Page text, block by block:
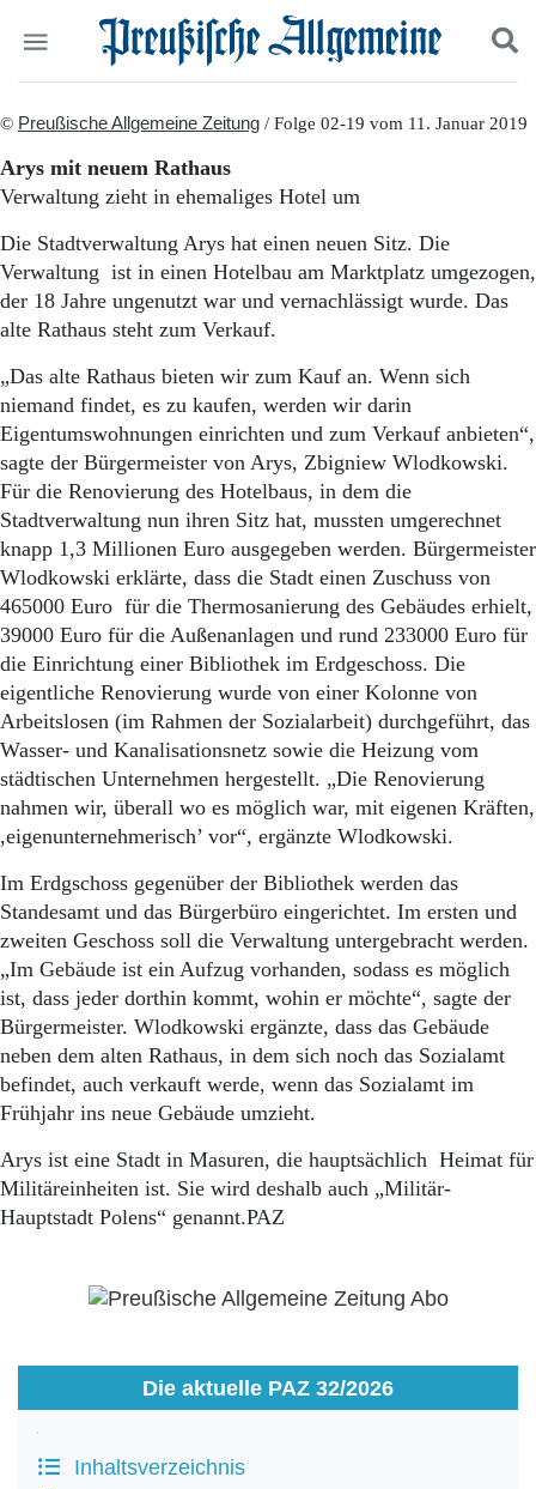
Start
Wer wir sind
Aktuelle Ausgabe
Abonnenten-Login
Abonnent werden
Abo Prämien
Archiv
Mediadaten
Politik
Wirtschaft
Panorama
Gesellschaft
Leben
Geschichte
Ostpreußen
Pommern
Schlesien
Danzig und Westpreußen
Bücher
Kontakt
Impressum
Datenschutz
Suchen und finden
© Preußische Allgemeine Zeitung / Folge 02-19 vom 11. Januar 2019
Arys mit neuem Rathaus
Verwaltung zieht in ehemaliges Hotel um
Die Stadtverwaltung Arys hat einen neuen Sitz. Die
Verwaltung ist in einen Hotelbau am Marktplatz umgezogen,
der 18 Jahre ungenutzt war und vernachlässigt wurde. Das
alte Rathaus steht zum Verkauf.
„Das alte Rathaus bieten wir zum Kauf an. Wenn sich
niemand findet, es zu kaufen, werden wir darin
Eigentumswohnungen einrichten und zum Verkauf anbieten“,
sagte der Bürgermeister von Arys, Zbigniew Wlodkowski.
Für die Renovierung des Hotelbaus, in dem die
Stadtverwaltung nun ihren Sitz hat, mussten umgerechnet
knapp 1,3 Millionen Euro ausgegeben werden. Bürgermeister
Wlodkowski erklärte, dass die Stadt einen Zuschuss von
465000 Euro für die Thermosanierung des Gebäudes erhielt,
39000 Euro für die Außenanlagen und rund 233000 Euro für
die Einrichtung einer Bibliothek im Erdgeschoss. Die
eigentliche Renovierung wurde von einer Kolonne von
Arbeitslosen (im Rahmen der Sozialarbeit) durchgeführt, das
Wasser- und Kanalisationsnetz sowie die Heizung vom
städtischen Unternehmen hergestellt. „Die Renovierung
nahmen wir, überall wo es möglich war, mit eigenen Kräften,
,eigenunternehmerisch’ vor“, ergänzte Wlodkowski.
Im Erdgschoss gegenüber der Bibliothek werden das
Standesamt und das Bürgerbüro eingerichtet. Im ersten und
zweiten Geschoss soll die Verwaltung untergebracht werden.
„Im Gebäude ist ein Aufzug vorhanden, sodass es möglich
ist, dass jeder dorthin kommt, wohin er möchte“, sagte der
Bürgermeister. Wlodkowski ergänzte, dass das Gebäude
neben dem alten Rathaus, in dem sich noch das Sozialamt
befindet, auch verkauft werde, wenn das Sozialamt im
Frühjahr ins neue Gebäude umzieht.
Arys ist eine Stadt in Masuren, die hauptsächlich Heimat für
Militäreinheiten ist. Sie wird deshalb auch „Militär-
Hauptstadt Polens“ genannt.PAZ
Die aktuelle PAZ 32/2026
Inhaltsverzeichnis